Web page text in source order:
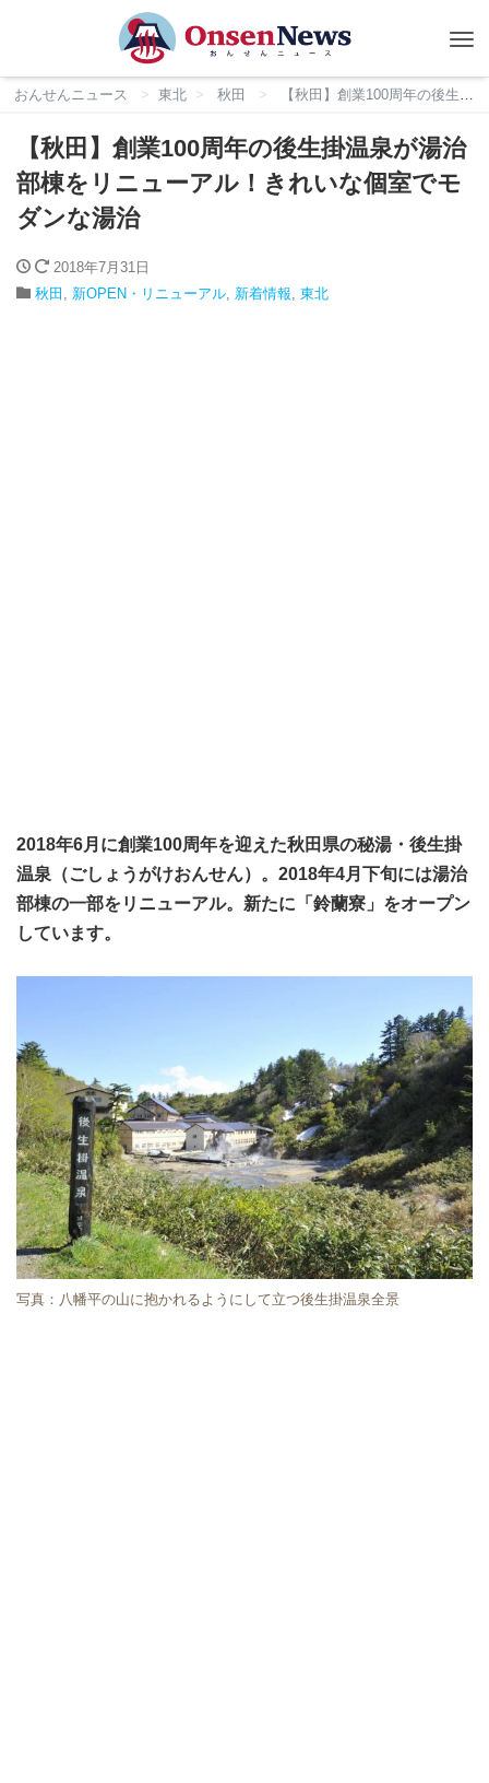
おんせんニュース 東北 秋田 【秋田】創業100周年の後生掛温泉が湯治部棟をリニューアル！きれいな個室でモダンな湯治
【秋田】創業100周年の後生掛温泉が湯治
部棟をリニューアル！きれいな個室でモ
ダンな湯治
2018年7月31日
秋田 , 新OPEN・リニューアル, 新着情報, 東北
2018年6月に創業100周年を迎えた秋田県の秘湯・後生掛
温泉（ごしょうがけおんせん）。2018年4月下旬には湯治
部棟の一部をリニューアル。新たに「鈴蘭寮」をオープン
しています。
写真：八幡平の山に抱かれるようにして立つ後生掛温泉全景